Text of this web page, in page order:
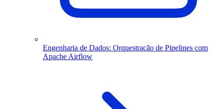
Engenharia de Dados: Orquestração de Pipelines com
Apache Airflow